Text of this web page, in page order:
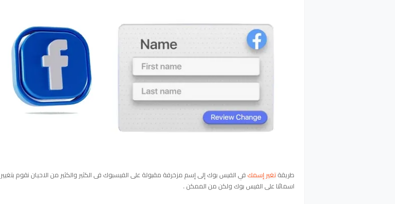
طريقةتغير إسمك في الفيس بوك إلى إسم مزخرفة مقبولة على الفيسبوك فى الكثير والكثير من الاحيان نقوم بتغيير
اسمائنا على الفيس بوك ولكن من الممكن .